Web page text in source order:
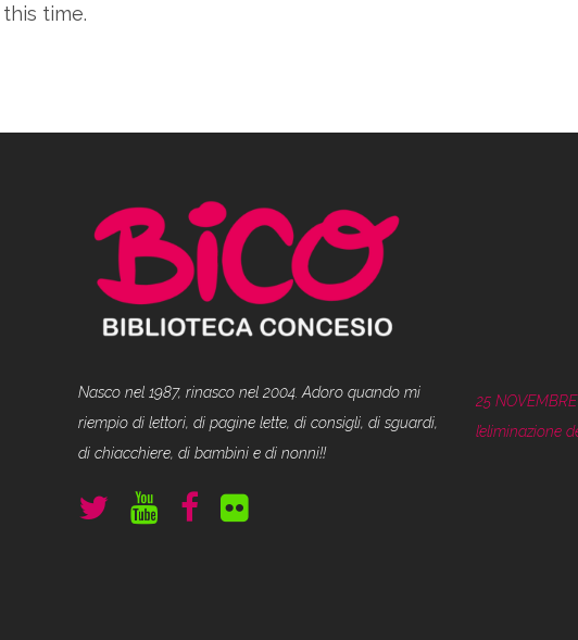
time.
Nasco nel 1987, rinasco nel 2004. Adoro quando mi
riempio di lettori, di pagine lette, di consigli, di sguardi,
di chiacchiere, di bambini e di nonni!!
25
l’eliminazione